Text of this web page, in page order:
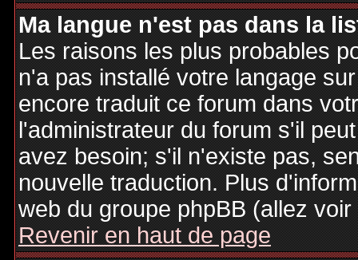
Ma langue n'est pas dans la
Les raisons les plus probables
n'a pas installé votre langage
encore traduit ce forum dans
l'administrateur du forum s'il
avez besoin; s'il n'existe pas,
nouvelle traduction. Plus
web du groupe phpBB (allez
Revenir en haut de page